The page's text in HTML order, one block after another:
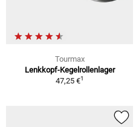
Tourmax
Lenkkopf-Kegelrollenlager
47,25 €1